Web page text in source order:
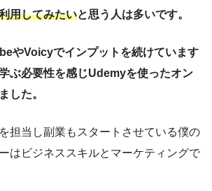
用してみたいと思う人は多いです。
やVoicyでインプットを続けています
ぶ必要性を感じUdemyを使ったオン
した。
担当し副業もスタートさせている僕の
はビジネススキルとマーケティングで